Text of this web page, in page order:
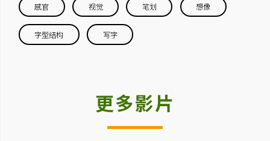
感官 视觉 笔划 想像
字型结构 写字
更多影片